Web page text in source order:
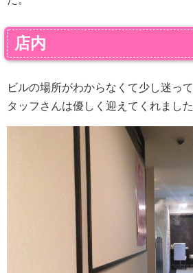
店内
ビルの場所がわからなくて少し迷っ
タッフさんは優しく迎えてくれました